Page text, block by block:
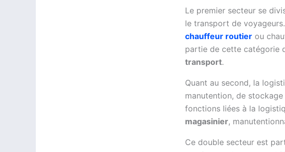
Le premier secteur se
le transport de
chauffeur routier ou
partie de cette catégorie
transport.
Quant au second, la
manutention, de
fonctions liées à la
magasinier,
Ce double secteur est